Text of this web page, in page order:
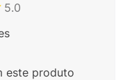
5.0
este produto